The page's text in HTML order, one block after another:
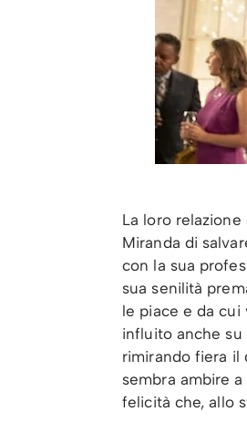
La loro
Miranda di
con la sua
sua senilità
le piace e da
influito anche
rimirando fiera il
sembra ambire a
felicità che, allo